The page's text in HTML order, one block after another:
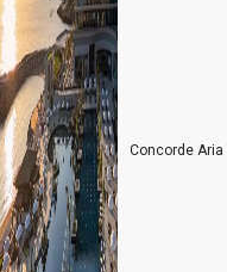
Concorde Aria